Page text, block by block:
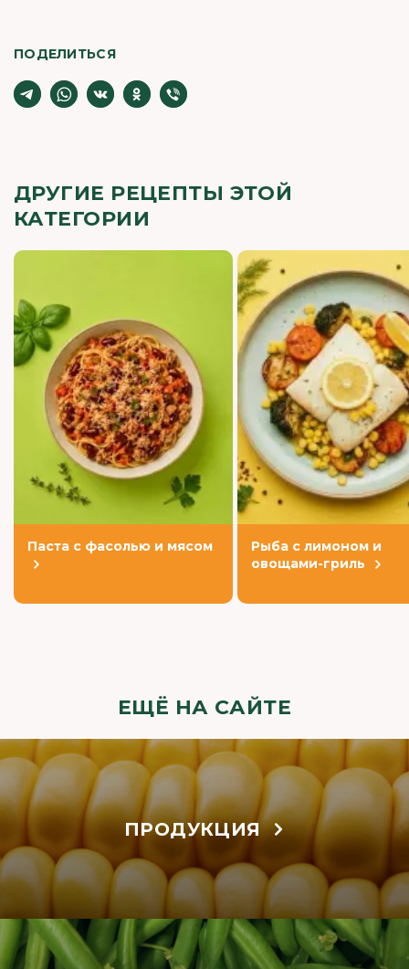
ПОДЕЛИТЬСЯ
ДРУГИЕ РЕЦЕПТЫ ЭТОЙ
КАТЕГОРИИ
Паста с фасолью и мясом
Рыба с лимоном и
овощами-гриль
ЕЩЁ НА САЙТЕ
ПРОДУКЦИЯ